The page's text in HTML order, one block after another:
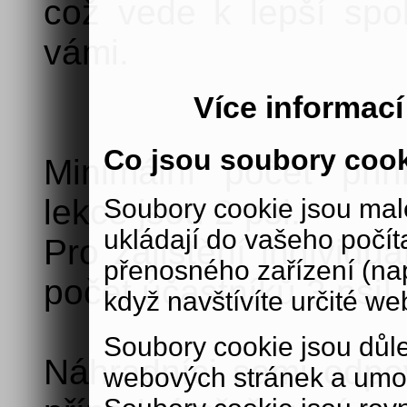
Více
Co jsou soubory
Soubory cookie jsou
ukládají do vašeho
přenosného zařízení
když navštívíte určité
Soubory cookie jsou
webových stránek a
což vede k lepší
vámi.
Minimální počet
lekce jsou 2 psi.
Pro zajištění
počet účastníků 3 psi!
Náhradníci sami